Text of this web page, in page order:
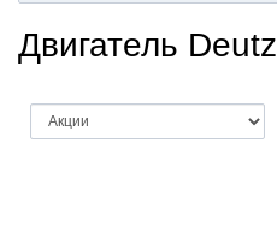
Двигатель Deutz